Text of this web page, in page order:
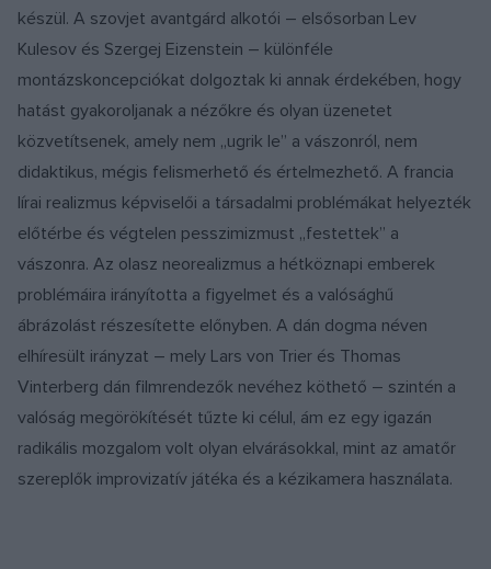
készül. A szovjet avantgárd alkotói – elsősorban Lev
Kulesov és Szergej Eizenstein – különféle
montázskoncepciókat dolgoztak ki annak érdekében, hogy
hatást gyakoroljanak a nézőkre és olyan üzenetet
közvetítsenek, amely nem „ugrik le” a vászonról, nem
didaktikus, mégis felismerhető és értelmezhető. A francia
lírai realizmus képviselői a társadalmi problémákat helyezték
előtérbe és végtelen pesszimizmust „festettek” a
vászonra. Az olasz neorealizmus a hétköznapi emberek
problémáira irányította a figyelmet és a valósághű
ábrázolást részesítette előnyben. A dán dogma néven
elhíresült irányzat – mely Lars von Trier és Thomas
Vinterberg dán filmrendezők nevéhez köthető – szintén a
valóság megörökítését tűzte ki célul, ám ez egy igazán
radikális mozgalom volt olyan elvárásokkal, mint az amatőr
szereplők improvizatív játéka és a kézikamera használata.